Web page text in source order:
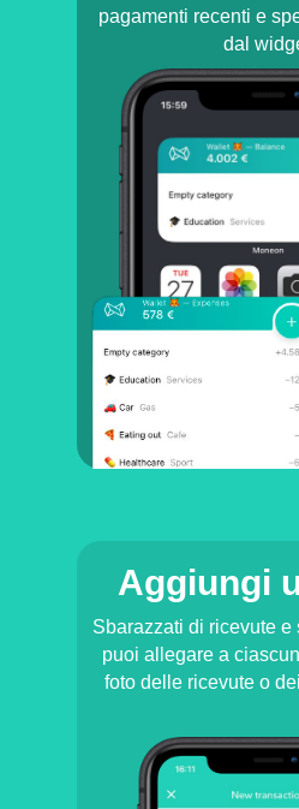
pagamenti recenti e
dal
Sbarazzati di ricevute e
puoi allegare a
foto delle ricevute o
Aggiungi